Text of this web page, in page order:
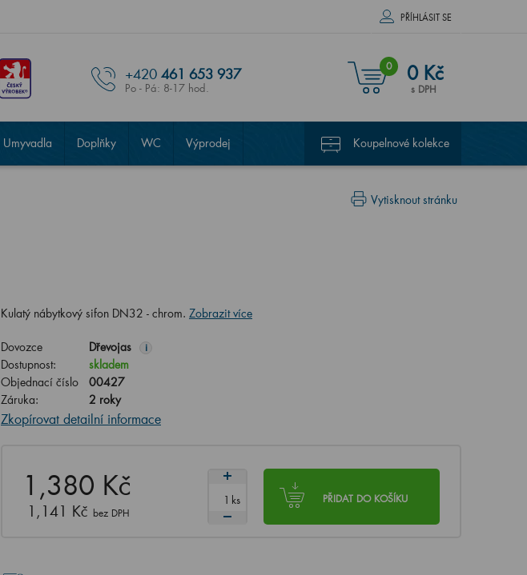
PŘÍHLÁSIT SE
+420 461 653 937
Po - Pá: 8-17 hod.
0 0 Kč
s DPH
Umyvadla Doplňky WC Výprodej Koupelnové kolekce
Vytisknout stránku
Kulatý nábytkový sifon DN32 - chrom. Zobrazit více
Dovozce Dřevojas i
Dostupnost:
skladem
Objednací číslo
00427
Záruka:
2 roky
Zkopírovat detailní informace
1,380 Kč
1,141 Kč bez DPH
PŘIDAT DO KOŠÍKU
ks